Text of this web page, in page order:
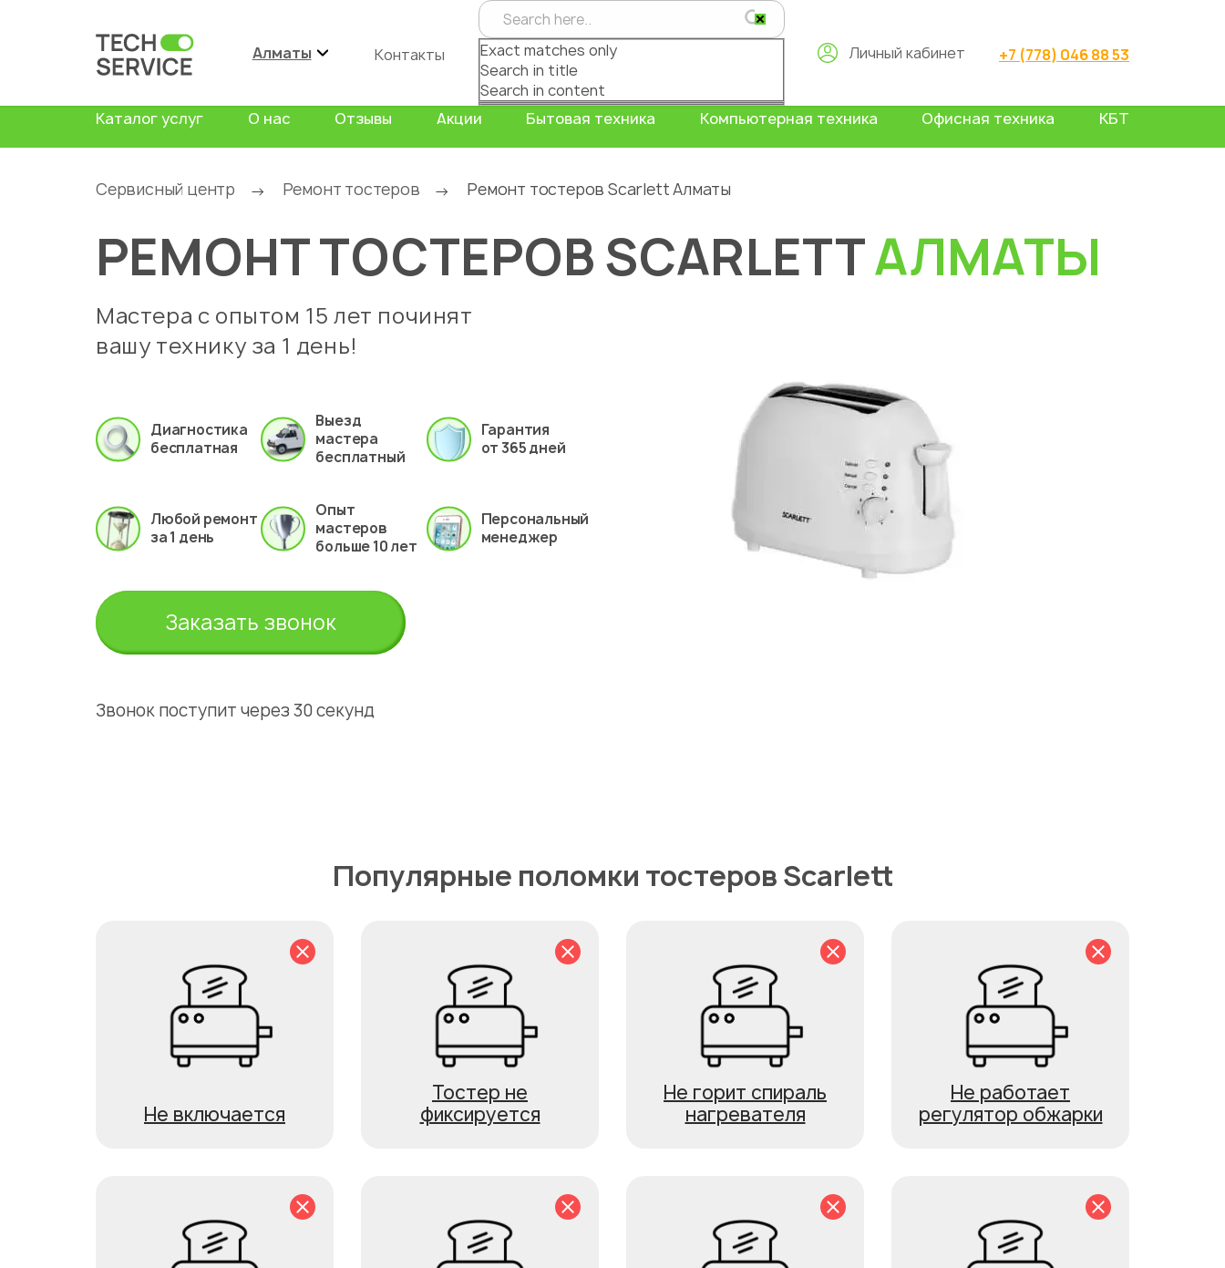
Алматы Контакты
Exact matches only
Search in title
Search in content
Личный кабинет +7 (778) 046 88 53
Каталог услуг О нас Отзывы Акции Бытовая техника Компьютерная техника Офисная техника КБТ
Сервисный центр → Ремонт тостеров → Ремонт тостеров Scarlett Алматы
РЕМОНТ ТОСТЕРОВ SCARLETTАЛМАТЫ
Мастера с опытом 15 лет починят
вашу технику за 1 день!
Диагностика
бесплатная
Выезд
мастера
бесплатный
Гарантия
от 365 дней
Любой ремонт
за 1 день
Опыт
мастеров
больше 10 лет
Персональный
менеджер
Заказать звонок
Звонок поступит через 30 секунд
Популярные поломки тостеров Scarlett
Не включается
Тостер не
фиксируется
Не горит спираль
нагревателя
Не работает
регулятор обжарки